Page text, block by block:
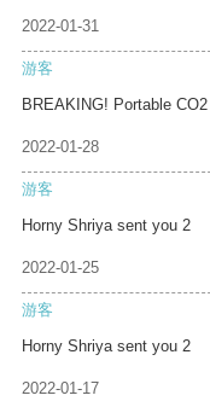
2022-01-31
游客
BREAKING! Portable CO2
2022-01-28
游客
Horny Shriya sent you 2
2022-01-25
游客
Horny Shriya sent you 2
2022-01-17